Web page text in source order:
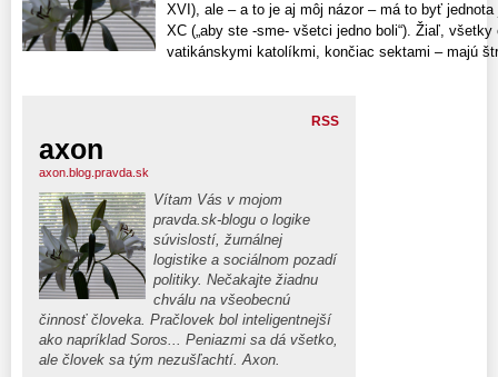
XVI), ale – a to je aj môj názor – má to byť
XC („aby ste -sme- všetci jedno boli“). Žiaľ,
vatikánskymi katolíkmi, končiac sektami – majú
RSS
axon
axon.blog.pravda.sk
Vítam Vás v mojom
pravda.sk-blogu o logike
súvislostí, žurnálnej
logistike a sociálnom pozadí
politiky. Nečakajte žiadnu
chválu na všeobecnú
činnosť človeka. Pračlovek bol inteligentnejší
ako napríklad Soros... Peniazmi sa dá všetko,
ale človek sa tým nezušľachtí. Axon.